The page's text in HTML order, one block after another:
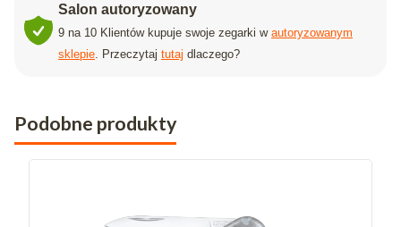
Salon autoryzowany
9 na 10 Klientów kupuje swoje zegarki w autoryzowanym
sklepie . Przeczytaj tutaj dlaczego?
Podobne produkty